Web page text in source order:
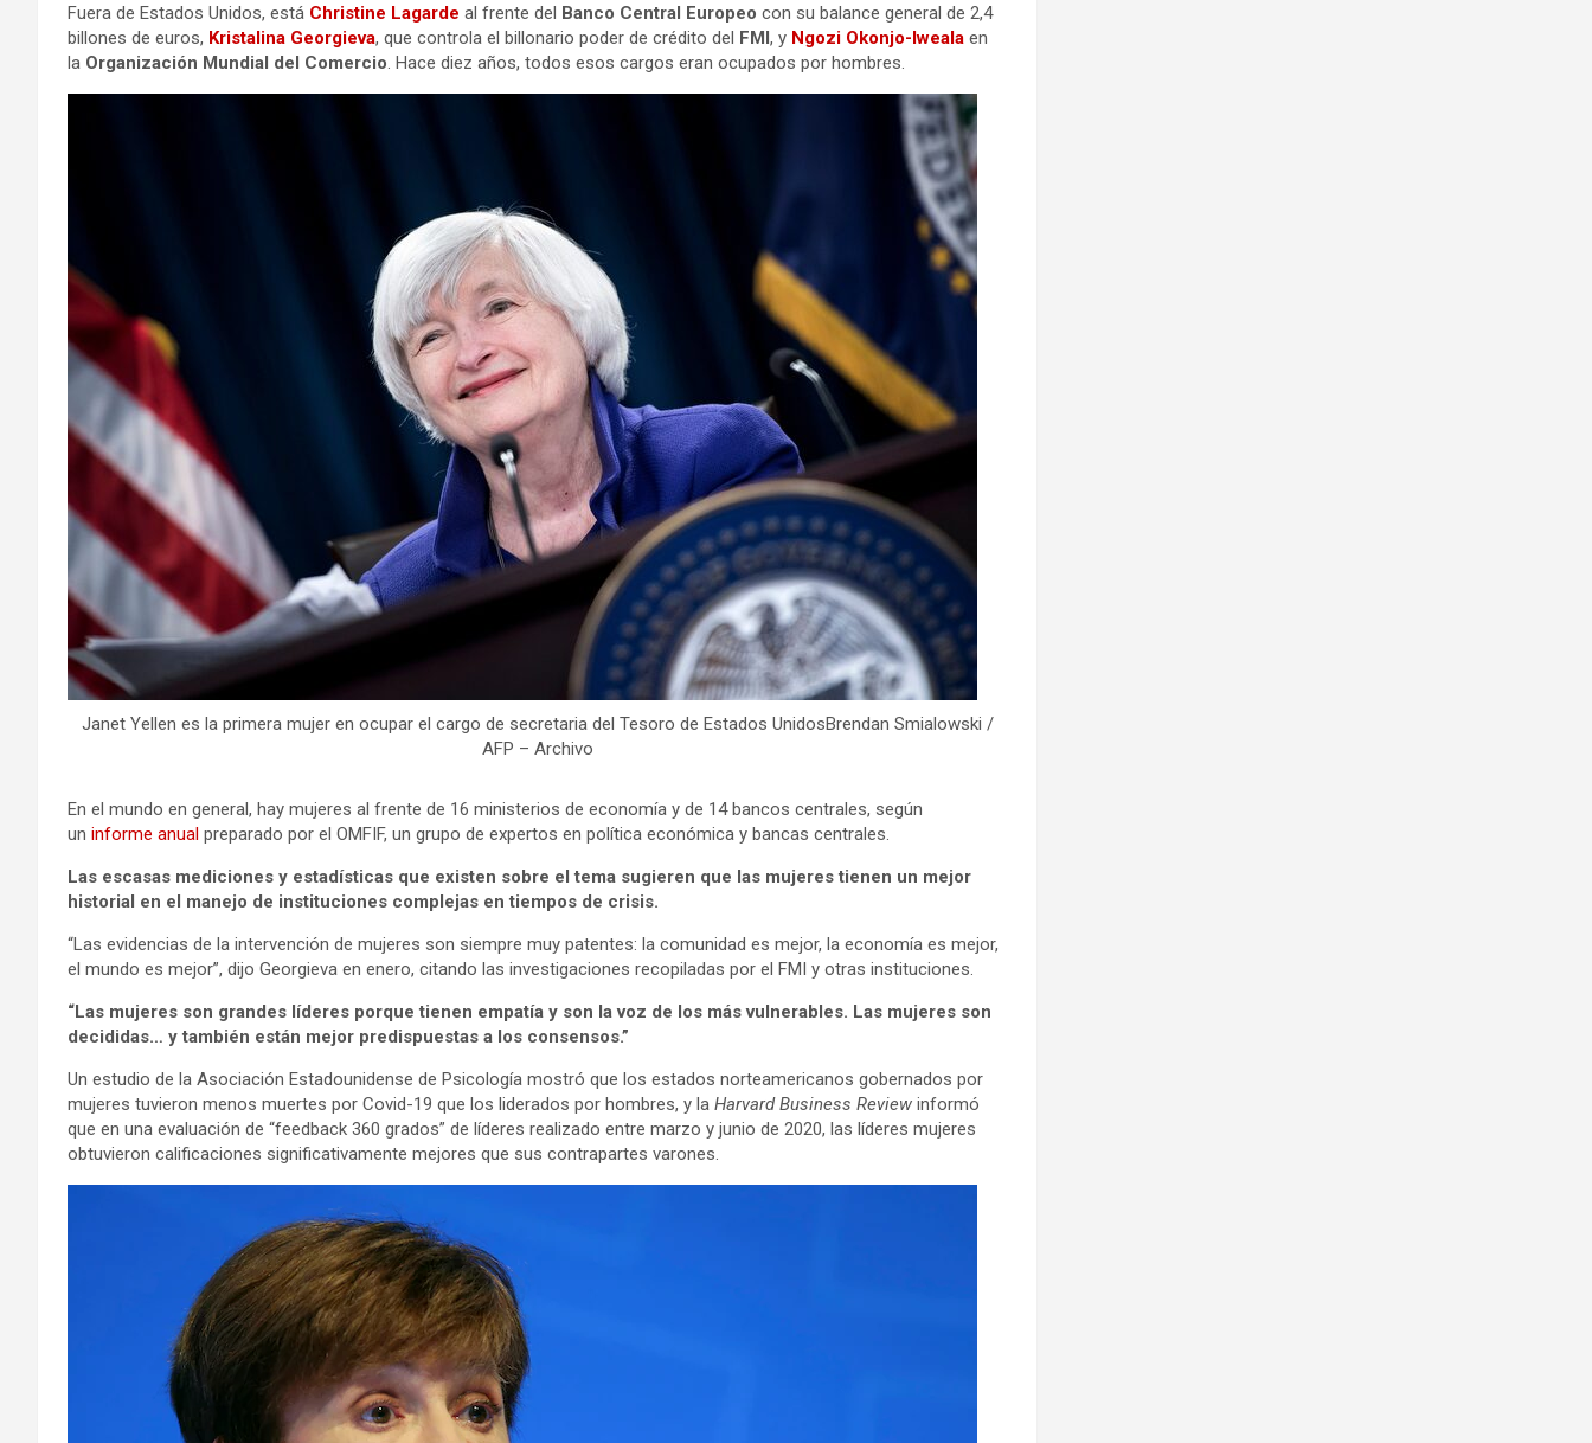
Fuera de Estados Unidos, está Christine Lagarde al frente del Banco Central Europeo con su balance general de 2,4
billones de euros, Kristalina Georgieva, que controla el billonario poder de crédito del FMI, y Ngozi Okonjo-Iweala en
la Organización Mundial del Comercio. Hace diez años, todos esos cargos eran ocupados por hombres.
Janet Yellen es la primera mujer en ocupar el cargo de secretaria del Tesoro de Estados UnidosBrendan Smialowski /
AFP – Archivo
En el mundo en general, hay mujeres al frente de 16 ministerios de economía y de 14 bancos centrales, según
un informe anual preparado por el OMFIF, un grupo de expertos en política económica y bancas centrales.
Las escasas mediciones y estadísticas que existen sobre el tema sugieren que las mujeres tienen un mejor
historial en el manejo de instituciones complejas en tiempos de crisis.
“Las evidencias de la intervención de mujeres son siempre muy patentes: la comunidad es mejor, la economía es mejor,
el mundo es mejor”, dijo Georgieva en enero, citando las investigaciones recopiladas por el FMI y otras instituciones.
“Las mujeres son grandes líderes porque tienen empatía y son la voz de los más vulnerables. Las mujeres son
decididas… y también están mejor predispuestas a los consensos.”
Un estudio de la Asociación Estadounidense de Psicología mostró que los estados norteamericanos gobernados por
mujeres tuvieron menos muertes por Covid-19 que los liderados por hombres, y la Harvard Business Review informó
que en una evaluación de “feedback 360 grados” de líderes realizado entre marzo y junio de 2020, las líderes mujeres
obtuvieron calificaciones significativamente mejores que sus contrapartes varones.